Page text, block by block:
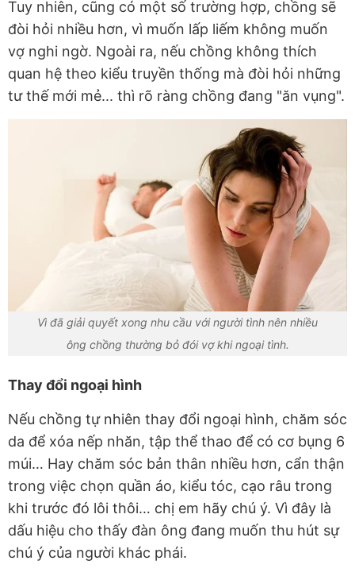
Tuy nhiên, cũng có một số trường hợp, chồng sẽ
đòi hỏi nhiều hơn, vì muốn lấp liếm không muốn
vợ nghi ngờ. Ngoài ra, nếu chồng không thích
quan hệ theo kiểu truyền thống mà đòi hỏi những
tư thế mới mẻ... thì rõ ràng chồng đang "ăn vụng".
Vì đã giải quyết xong nhu cầu với người tình nên nhiều
ông chồng thường bỏ đói vợ khi ngoại tình.
Thay đổi ngoại hình
Nếu chồng tự nhiên thay đổi ngoại hình, chăm sóc
da để xóa nếp nhăn, tập thể thao để có cơ bụng 6
múi… Hay chăm sóc bản thân nhiều hơn, cẩn thận
trong việc chọn quần áo, kiểu tóc, cạo râu trong
khi trước đó lôi thôi… chị em hãy chú ý. Vì đây là
dấu hiệu cho thấy đàn ông đang muốn thu hút sự
chú ý của người khác phái.